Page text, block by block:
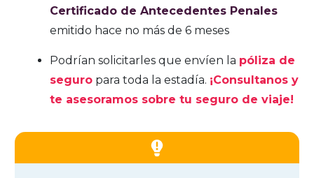
Certificado de Antecedentes Penales
emitido hace no más de 6 meses
Podrían solicitarles que envíen la póliza de
seguro para toda la estadía. ¡Consultanos y
te asesoramos sobre tu seguro de viaje!